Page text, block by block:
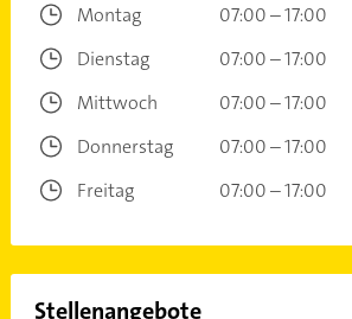
Montag
07:00 – 17:00
Dienstag
07:00 – 17:00
Mittwoch
07:00 – 17:00
Donnerstag
07:00 – 17:00
Freitag
07:00 – 17:00
Stellenangebote